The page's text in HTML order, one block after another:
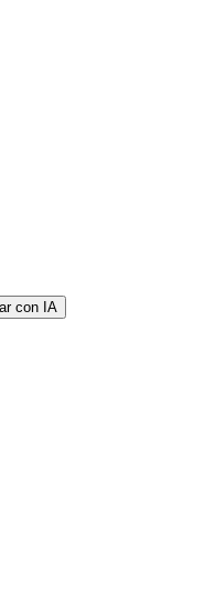
con IA